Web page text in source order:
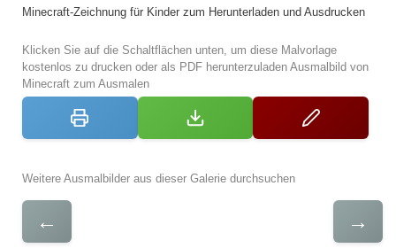
Minecraft-Zeichnung für Kinder zum Herunterladen und Ausdrucken
Klicken Sie auf die Schaltflächen unten, um diese Malvorlage
kostenlos zu drucken oder als PDF herunterzuladen Ausmalbild von
Minecraft zum Ausmalen
Weitere Ausmalbilder aus dieser Galerie durchsuchen
← →